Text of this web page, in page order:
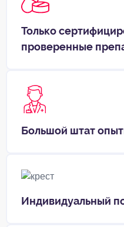
Только
проверенные
Большой штат
Индивидуальный